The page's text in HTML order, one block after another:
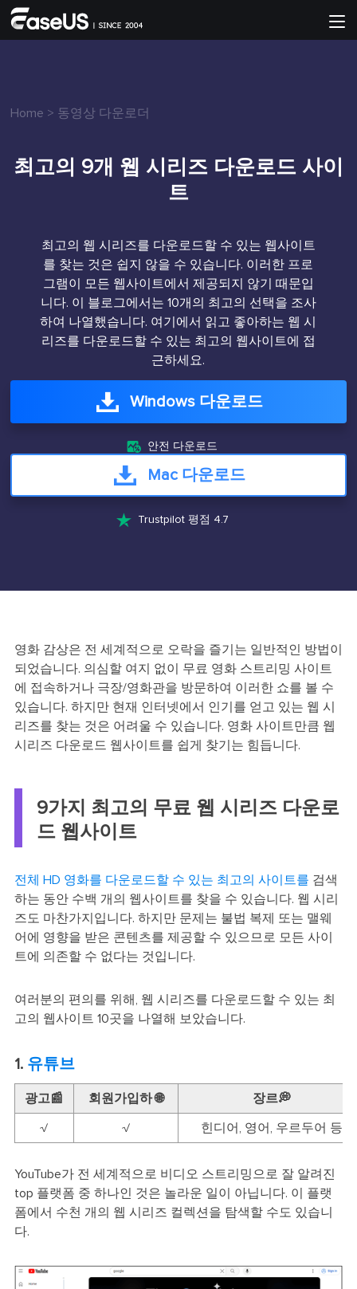
Home > 동영상 다운로더
최고의 9개 웹 시리즈 다운로드 사이
트
최고의 웹 시리즈를 다운로드할 수 있는 웹사이트
를 찾는 것은 쉽지 않을 수 있습니다. 이러한 프로
그램이 모든 웹사이트에서 제공되지 않기 때문입
니다. 이 블로그에서는 10개의 최고의 선택을 조사
하여 나열했습니다. 여기에서 읽고 좋아하는 웹 시
리즈를 다운로드할 수 있는 최고의 웹사이트에 접
근하세요.
Windows 다운로드
 안전 다운로드
Mac 다운로드
 Trustpilot 평점 4.7
영화 감상은 전 세계적으로 오락을 즐기는 일반적인 방법이
되었습니다. 의심할 여지 없이 무료 영화 스트리밍 사이트
에 접속하거나 극장/영화관을 방문하여 이러한 쇼를 볼 수
있습니다. 하지만 현재 인터넷에서 인기를 얻고 있는 웹 시
리즈를 찾는 것은 어려울 수 있습니다. 영화 사이트만큼 웹
시리즈 다운로드 웹사이트를 쉽게 찾기는 힘듭니다.
9가지 최고의 무료 웹 시리즈 다운로
드 웹사이트
전체 HD 영화를 다운로드할 수 있는 최고의 사이트를 검색
하는 동안 수백 개의 웹사이트를 찾을 수 있습니다. 웹 시리
즈도 마찬가지입니다. 하지만 문제는 불법 복제 또는 맬웨
어에 영향을 받은 콘텐츠를 제공할 수 있으므로 모든 사이
트에 의존할 수 없다는 것입니다.
여러분의 편의를 위해, 웹 시리즈를 다운로드할 수 있는 최
고의 웹사이트 10곳을 나열해 보았습니다.
1. 유튜브
광고📰 회원가입하 🌐 장르💭
√ √ 힌디어, 영어, 우르두어 등
YouTube가 전 세계적으로 비디오 스트리밍으로 잘 알려진
top 플랫폼 중 하나인 것은 놀라운 일이 아닙니다. 이 플랫
폼에서 수천 개의 웹 시리즈 컬렉션을 탐색할 수도 있습니
다.